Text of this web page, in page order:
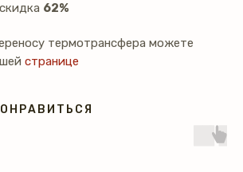
62%
термотрансфера можете
странице